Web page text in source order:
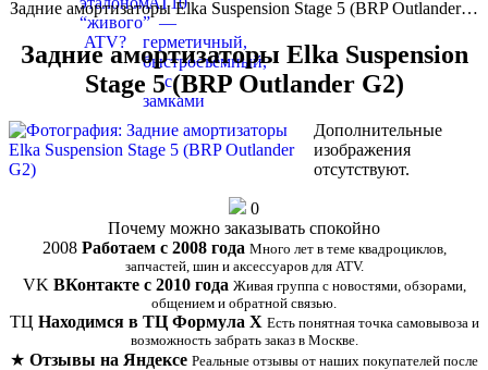
Задние амортизаторы Elka Suspension Stage 5 (BRP Outlander…
Задние амортизаторы Elka Suspension
Stage 5 (BRP Outlander G2)
Дополнительные
изображения
отсутствуют.
0
Почему можно заказывать спокойно
2008 Работаем с 2008 года Много лет в теме квадроциклов,
запчастей, шин и аксессуаров для ATV.
VK ВКонтакте с 2010 года Живая группа с новостями, обзорами,
общением и обратной связью.
ТЦ Находимся в ТЦ Формула Х Есть понятная точка самовывоза и
возможность забрать заказ в Москве.
★ Отзывы на Яндексе Реальные отзывы от наших покупателей после